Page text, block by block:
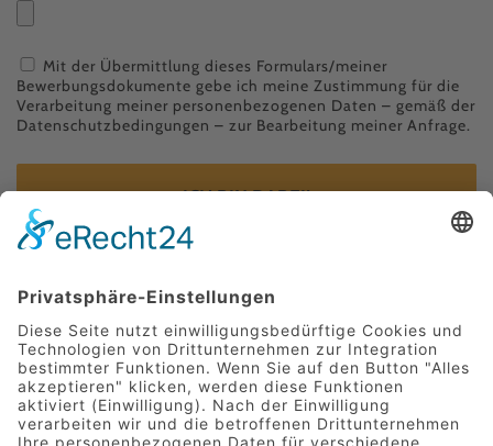
Mit der Übermittlung dieses Formulars/meiner
Bewerbungsdokumente gebe ich meine Zustimmung für die
Verarbeitung meiner personenbezogenen Daten – gemäß der
Datenschutzbedingungen – zur Bearbeitung meiner Anfrage.
ICH BIN DABEI!